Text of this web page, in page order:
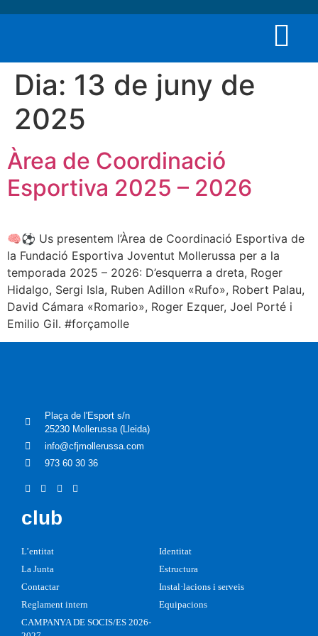
Dia: 13 de juny de
2025
Àrea de Coordinació
Esportiva 2025 – 2026
🧠⚽️ Us presentem l’Àrea de Coordinació Esportiva de
la Fundació Esportiva Joventut Mollerussa per a la
temporada 2025 – 2026: D’esquerra a dreta, Roger
Hidalgo, Sergi Isla, Ruben Adillon «Rufo», Robert Palau,
David Cámara «Romario», Roger Ezquer, Joel Porté i
Emilio Gil. #forçamolle
Plaça de l'Esport s/n
25230 Mollerussa (Lleida)
info@cfjmollerussa.com
973 60 30 36
club
L’entitat
Identitat
La Junta
Estructura
Contactar
Instal·lacions i serveis
Reglament intern
Equipacions
CAMPANYA DE SOCIS/ES 2026-